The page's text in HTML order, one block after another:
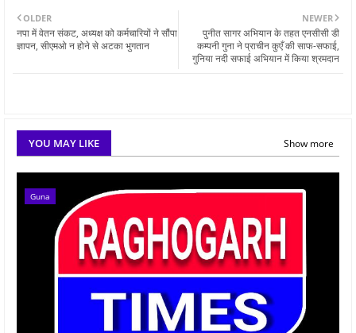
NEWER
पुनीत सागर अभियान के तहत एनसीसी डी
कम्पनी गुना ने प्राचीन कुएँ की साफ-सफाई,
गुनिया नदी सफाई अभियान में किया श्रमदान
OLDER
नपा में वेतन संकट, अध्यक्ष को कर्मचारियों ने सौंपा
ज्ञापन, सीएमओ न होने से अटका भुगतान
YOU MAY LIKE Show more
Guna